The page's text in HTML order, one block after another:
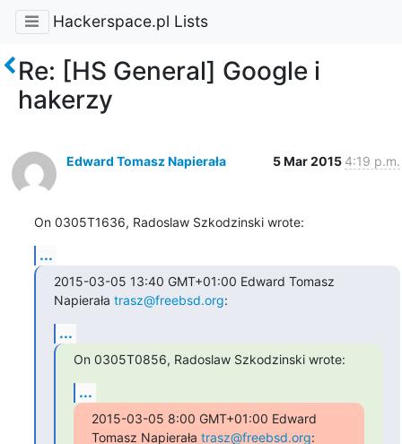
Hackerspace.pl Lists
Re: [HS General] Google i
hakerzy
Edward Tomasz Napierała 5 Mar 2015 4:19 p.m.
On 0305T1636, Radoslaw Szkodzinski wrote:
...
2015-03-05 13:40 GMT+01:00 Edward Tomasz
Napierała trasz@freebsd.org:
...
On 0305T0856, Radoslaw Szkodzinski wrote:
...
2015-03-05 8:00 GMT+01:00 Edward
Tomasz Napierała trasz@freebsd.org: